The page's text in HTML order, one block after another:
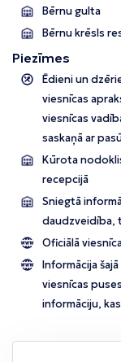
Bērnu gulta
Bērnu krēsls
Piezīmes
Ēdieni un
viesnīcas
viesnīcas
saskaņā ar
Kūrota
recepcijā
Sniegtā
daudzveidība,
Oficiālā
Informācija
viesnīcas
informāciju,